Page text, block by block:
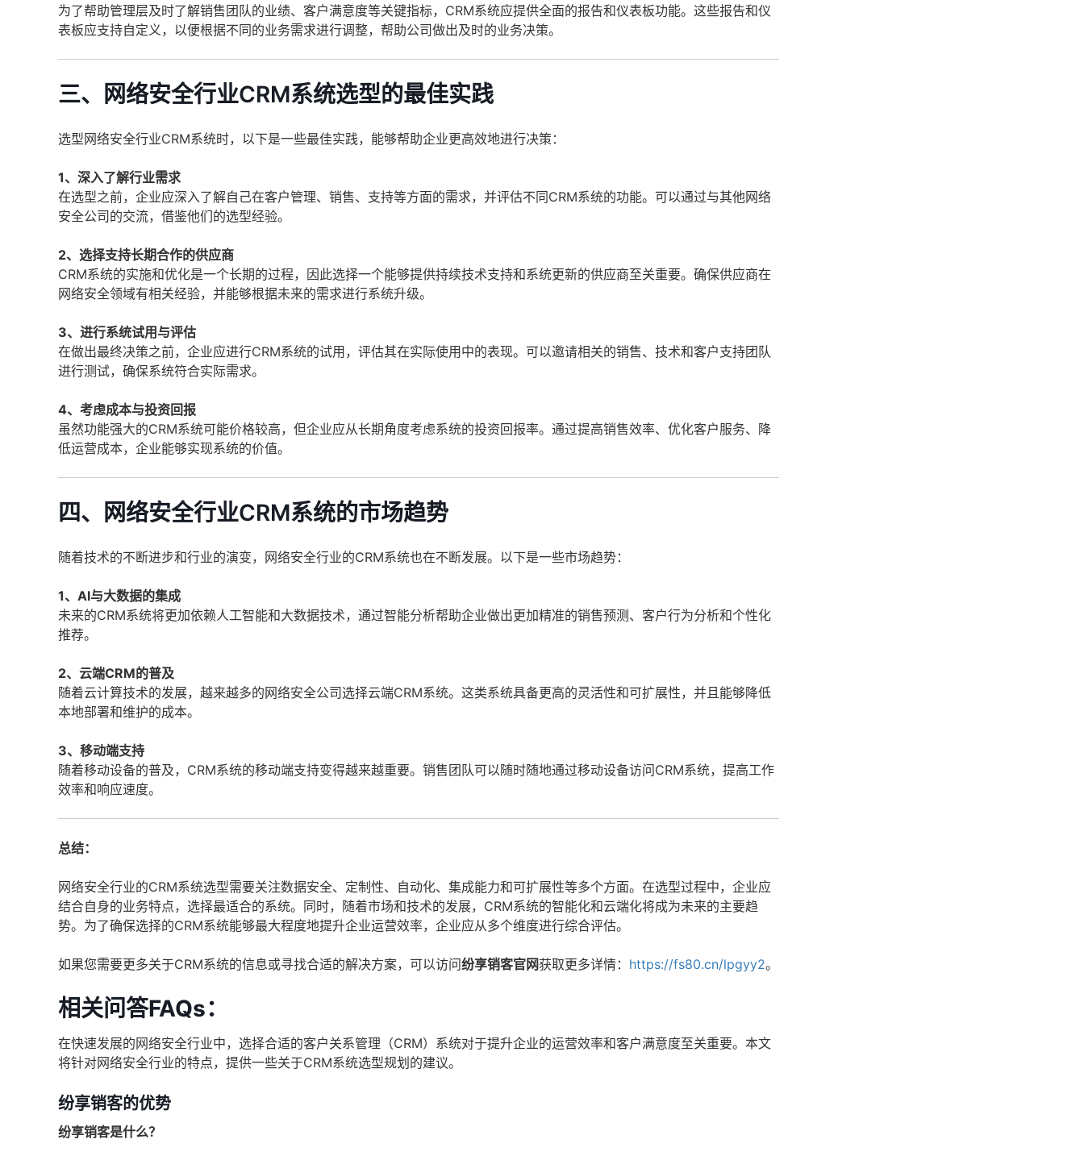
为了帮助管理层及时了解销售团队的业绩、客户满意度等关键指标，CRM系统应提供全面的报告和仪表板功能。这些报告和仪
表板应支持自定义，以便根据不同的业务需求进行调整，帮助公司做出及时的业务决策。
三、网络安全行业CRM系统选型的最佳实践
选型网络安全行业CRM系统时，以下是一些最佳实践，能够帮助企业更高效地进行决策：
1、深入了解行业需求
在选型之前，企业应深入了解自己在客户管理、销售、支持等方面的需求，并评估不同CRM系统的功能。可以通过与其他网络
安全公司的交流，借鉴他们的选型经验。
2、选择支持长期合作的供应商
CRM系统的实施和优化是一个长期的过程，因此选择一个能够提供持续技术支持和系统更新的供应商至关重要。确保供应商在
网络安全领域有相关经验，并能够根据未来的需求进行系统升级。
3、进行系统试用与评估
在做出最终决策之前，企业应进行CRM系统的试用，评估其在实际使用中的表现。可以邀请相关的销售、技术和客户支持团队
进行测试，确保系统符合实际需求。
4、考虑成本与投资回报
虽然功能强大的CRM系统可能价格较高，但企业应从长期角度考虑系统的投资回报率。通过提高销售效率、优化客户服务、降
低运营成本，企业能够实现系统的价值。
四、网络安全行业CRM系统的市场趋势
随着技术的不断进步和行业的演变，网络安全行业的CRM系统也在不断发展。以下是一些市场趋势：
1、AI与大数据的集成
未来的CRM系统将更加依赖人工智能和大数据技术，通过智能分析帮助企业做出更加精准的销售预测、客户行为分析和个性化
推荐。
2、云端CRM的普及
随着云计算技术的发展，越来越多的网络安全公司选择云端CRM系统。这类系统具备更高的灵活性和可扩展性，并且能够降低
本地部署和维护的成本。
3、移动端支持
随着移动设备的普及，CRM系统的移动端支持变得越来越重要。销售团队可以随时随地通过移动设备访问CRM系统，提高工作
效率和响应速度。
总结：
网络安全行业的CRM系统选型需要关注数据安全、定制性、自动化、集成能力和可扩展性等多个方面。在选型过程中，企业应
结合自身的业务特点，选择最适合的系统。同时，随着市场和技术的发展，CRM系统的智能化和云端化将成为未来的主要趋
势。为了确保选择的CRM系统能够最大程度地提升企业运营效率，企业应从多个维度进行综合评估。
如果您需要更多关于CRM系统的信息或寻找合适的解决方案，可以访问纷享销客官网获取更多详情： https://fs80.cn/lpgyy2。
相关问答FAQs：
在快速发展的网络安全行业中，选择合适的客户关系管理（CRM）系统对于提升企业的运营效率和客户满意度至关重要。本文
将针对网络安全行业的特点，提供一些关于CRM系统选型规划的建议。
纷享销客的优势
纷享销客是什么？